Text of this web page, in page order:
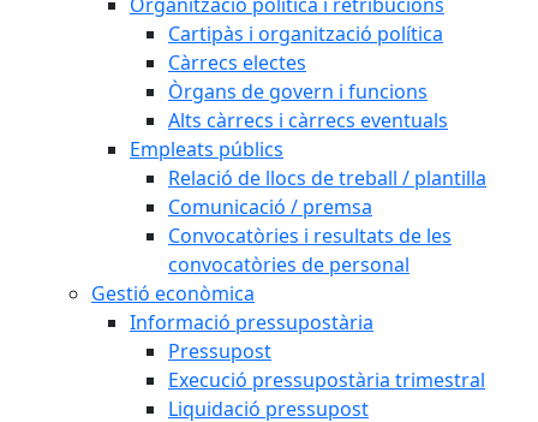
Cartipàs i organització política
Càrrecs electes
Òrgans de govern i funcions
Alts càrrecs i càrrecs eventuals
Empleats públics
Relació de llocs de treball / plantilla
Comunicació / premsa
Convocatòries i resultats de les
convocatòries de personal
Gestió econòmica
Informació pressupostària
Pressupost
Execució pressupostària trimestral
Liquidació pressupost